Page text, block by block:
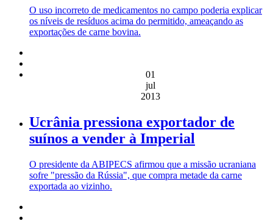
O uso incorreto de medicamentos no campo poderia explicar
os níveis de resíduos acima do permitido, ameaçando as
exportações de carne bovina.
01
jul
2013
Ucrânia pressiona exportador de
suínos a vender à Imperial
O presidente da ABIPECS afirmou que a missão ucraniana
sofre "pressão da Rússia", que compra metade da carne
exportada ao vizinho.